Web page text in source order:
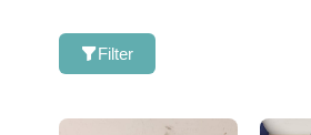
Filter